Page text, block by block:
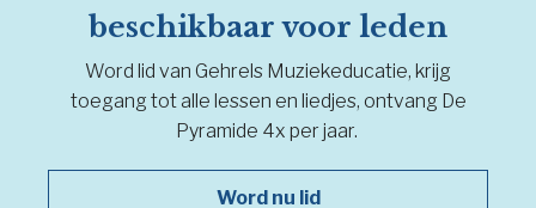
beschikbaar voor leden
Word lid van Gehrels Muziekeducatie, krijg
toegang tot alle lessen en liedjes, ontvang De
Pyramide 4x per jaar.
Word nu lid